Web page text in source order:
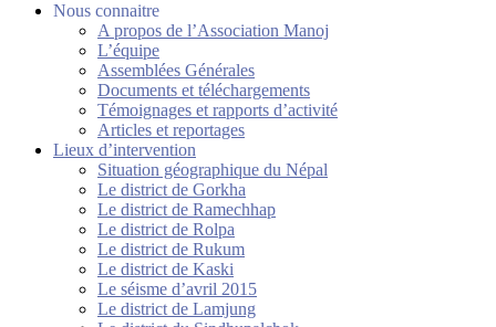
Nous connaitre
A propos de l’Association Manoj
L’équipe
Assemblées Générales
Documents et téléchargements
Témoignages et rapports d’activité
Articles et reportages
Lieux d’intervention
Situation géographique du Népal
Le district de Gorkha
Le district de Ramechhap
Le district de Rolpa
Le district de Rukum
Le district de Kaski
Le séisme d’avril 2015
Le district de Lamjung